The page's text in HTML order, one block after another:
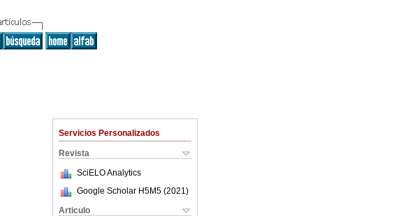
Servicios Personalizados
Revista
SciELO Analytics
Google Scholar H5M5 (2021 )
Articulo